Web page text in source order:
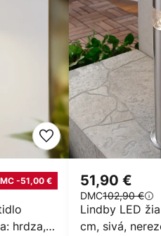
hrdza,
-51,00 €
Lindby LED
cm, sivá,
51,90 €
DMC102,90 €